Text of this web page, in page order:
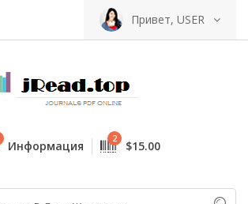
Привет, USER
Информация 2 $15.00